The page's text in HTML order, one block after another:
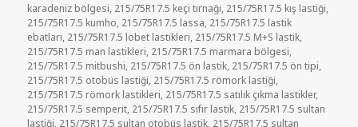
karadeniz bölgesi, 215/75R17.5 keçi tırnağı, 215/75R17.5 kış lastiği,
215/75R17.5 kumho, 215/75R17.5 lassa, 215/75R17.5 lastik
ebatları, 215/75R17.5 lobet lastikleri, 215/75R17.5 M+S lastik,
215/75R17.5 man lastikleri, 215/75R17.5 marmara bölgesi,
215/75R17.5 mitbushi, 215/75R17.5 ön lastik, 215/75R17.5 ön tipi,
215/75R17.5 otobüs lastiği, 215/75R17.5 römork lastiği,
215/75R17.5 römork lastikleri, 215/75R17.5 satılık çıkma lastikler,
215/75R17.5 semperit, 215/75R17.5 sıfır lastik, 215/75R17.5 sultan
lastiği, 215/75R17.5 sultan otobüs lastik, 215/75R17.5 sultan